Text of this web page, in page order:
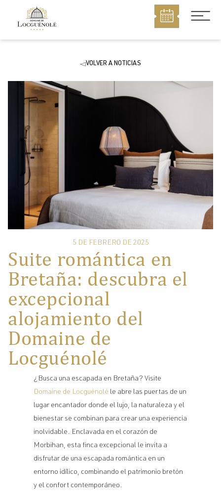
MENÚ
VOLVER A NOTICIAS
5 DE FEBRERO DE 2025
Suite romántica en
Bretaña: descubra el
excepcional
alojamiento del
Domaine de
Locguénolé
¿Busca una escapada en Bretaña? Visite
Domaine de Locguénolé le abre las puertas de un
lugar encantador donde el lujo, la naturaleza y el
bienestar se combinan para crear una experiencia
inolvidable. Enclavada en el corazón de
Morbihan, esta finca excepcional le invita a
disfrutar de una escapada romántica en un
entorno idílico, combinando el patrimonio bretón
y el confort contemporáneo.